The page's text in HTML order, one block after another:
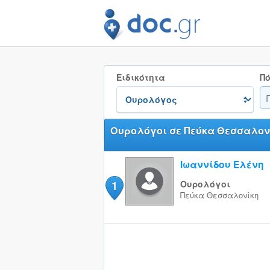
Ειδικότητα
Ουρολόγοι σε Πεύκα
1
Ιωαννίδου Ελένη
Ουρολόγοι
Πεύκα Θεσσαλονίκη